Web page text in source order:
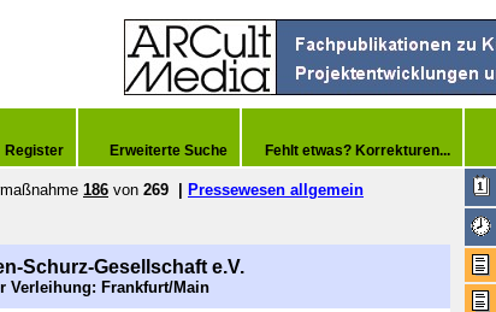
Register Erweiterte Suche Fehlt etwas? Korrekturen...
186 von 269 Pressewesen allgemein
Schurz-Gesellschaft e.V.
Verleihung: Frankfurt/Main